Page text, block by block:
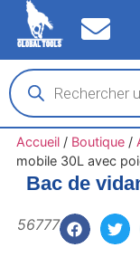
Accueil/ Boutique/
mobile 30L avec
Bac de
56777